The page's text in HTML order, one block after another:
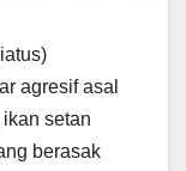
agresif asal
setan
berasak